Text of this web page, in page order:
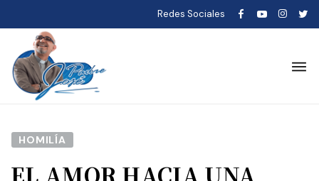
Redes Sociales
HOMILÍA
EL AMOR HACIA UNA